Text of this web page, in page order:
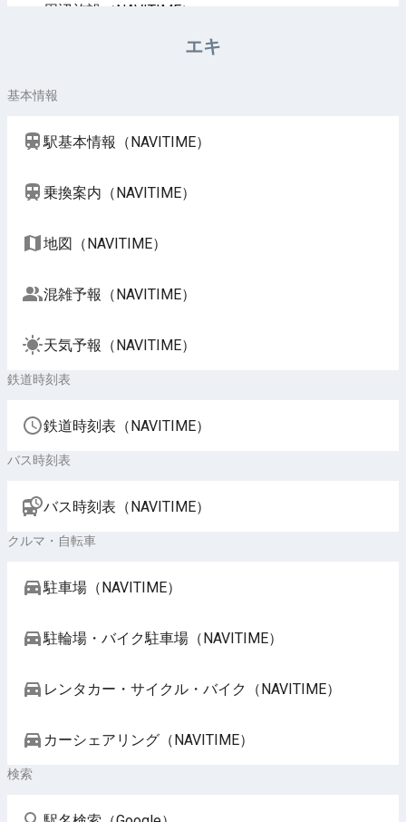
周辺施設（NAVITIME）
エキ
基本情報
駅基本情報（NAVITIME）
乗換案内（NAVITIME）
地図（NAVITIME）
混雑予報（NAVITIME）
天気予報（NAVITIME）
鉄道時刻表
鉄道時刻表（NAVITIME）
バス時刻表
バス時刻表（NAVITIME）
クルマ・自転車
駐車場（NAVITIME）
駐輪場・バイク駐車場（NAVITIME）
レンタカー・サイクル・バイク（NAVITIME）
カーシェアリング（NAVITIME）
検索